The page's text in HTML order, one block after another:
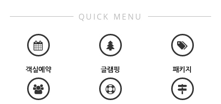
QUICK MENU
객실예약 글램핑 패키지